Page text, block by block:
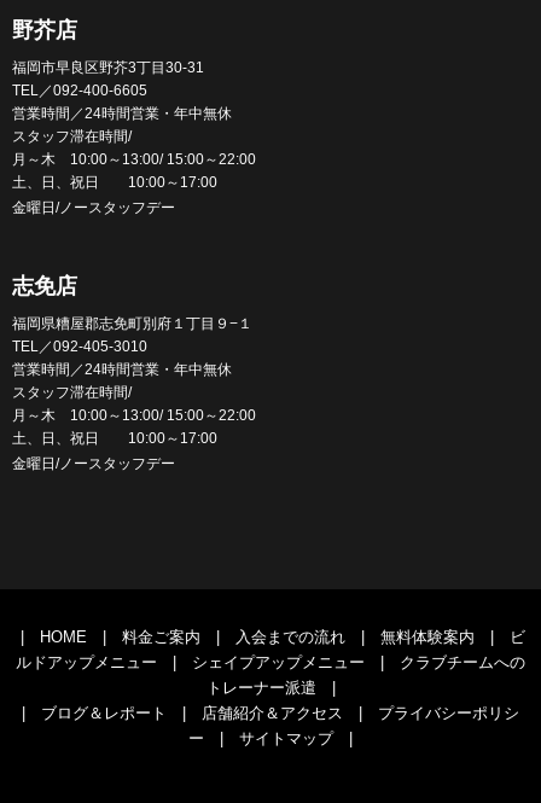
野芥店
福岡市早良区野芥3丁目30-31
TEL／092-400-6605
営業時間／24時間営業・年中無休
スタッフ滞在時間/
月～木 10:00～13:00/ 15:00～22:00
土、日、祝日 10:00～17:00
金曜日/ノースタッフデー
志免店
福岡県糟屋郡志免町別府１丁目９−１
TEL／092-405-3010
営業時間／24時間営業・年中無休
スタッフ滞在時間/
月～木 10:00～13:00/ 15:00～22:00
土、日、祝日 10:00～17:00
金曜日/ノースタッフデー
HOME 料金ご案内 入会までの流れ 無料体験案内
ビ
ルドアップメニュー
シェイプアップメニュー
クラブチームへの
トレーナー派遣
ブログ＆レポート 店舗紹介＆アクセス
プライバシーポリシ
ー
サイトマップ|